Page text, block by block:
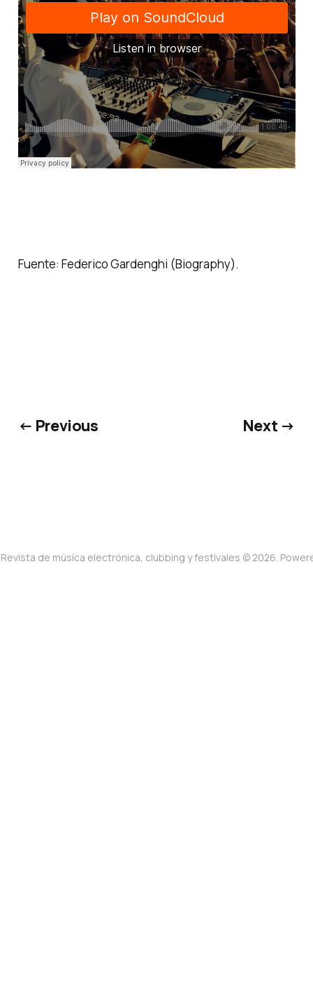
Fuente: Federico Gardenghi (Biography).
← Previous Next →
de música electrónica, clubbing y festivales © 2026.